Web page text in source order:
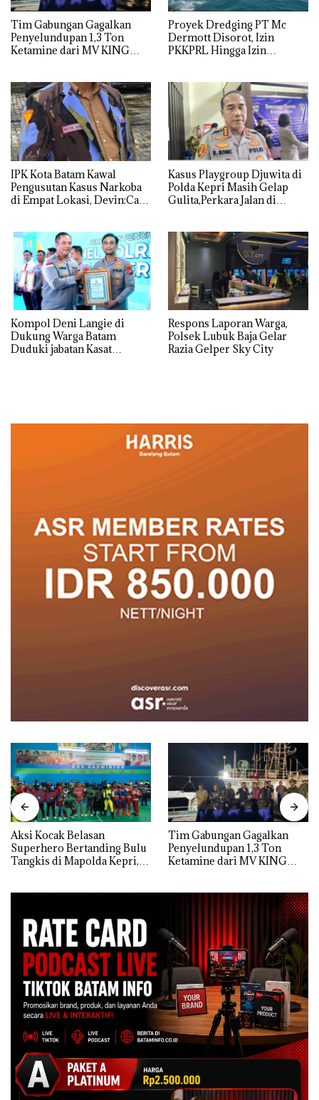
Tim Gabungan Gagalkan
Penyelundupan 1,3 Ton
Ketamine dari MV KING
Proyek Dredging PT Mc
Dermott Disorot, Izin
PKKPRL Hingga Izin
IPK Kota Batam Kawal
Pengusutan Kasus Narkoba
di Empat Lokasi, Devin:Cari
Kasus Playgroup Djuwita di
Polda Kepri Masih Gelap
Gulita,Perkara Jalan di
Kompol Deni Langie di
Dukung Warga Batam
Duduki jabatan Kasat
Respons Laporan Warga,
Polsek Lubuk Baja Gelar
Razia Gelper Sky City
Aksi Kocak Belasan
Superhero Bertanding Bulu
Tangkis di Mapolda Kepri,
Tim Gabungan Gagalkan
Penyelundupan 1,3 Ton
Ketamine dari MV KING